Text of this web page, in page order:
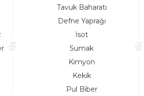
Tavuk Baharatı
Defne Yaprağı
İsot
Sumak
Kimyon
Kekik
Pul Biber